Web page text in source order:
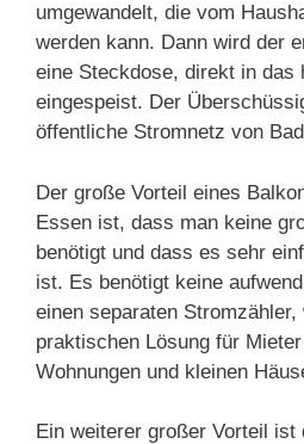
umgewandelt, die vom
werden kann. Dann wird der
eine Steckdose, direkt in das
eingespeist. Der
öffentliche Stromnetz von
Der große Vorteil eines
Essen ist, dass man keine
benötigt und dass es sehr
ist. Es benötigt keine
einen separaten
praktischen Lösung für
Wohnungen und kleinen
Ein weiterer großer Vorteil ist